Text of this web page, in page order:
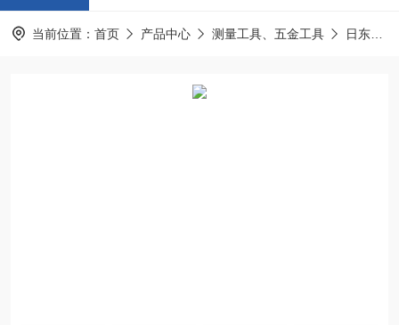
当前位置： 首页 产品中心 测量工具、五金工具 日东工器NITTO